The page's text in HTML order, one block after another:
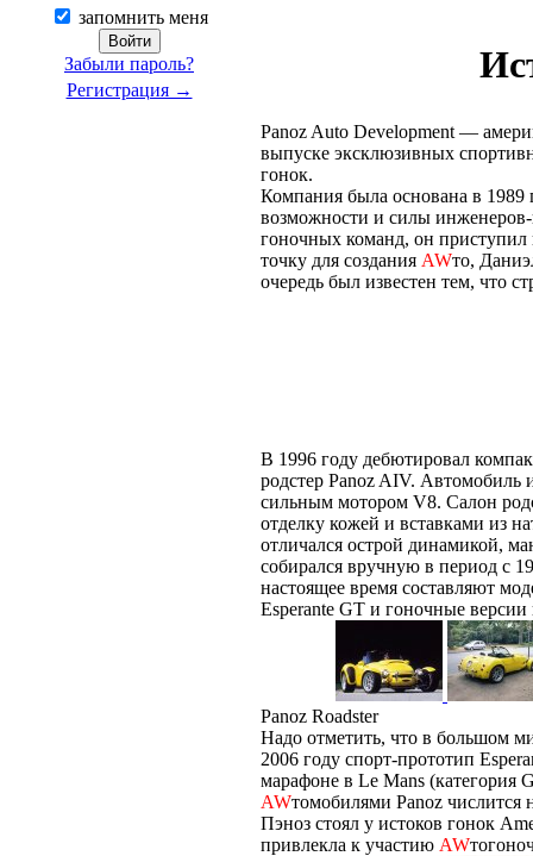
запомнить меня
Забыли пароль?
Регистрация →
Panoz Auto Development —
выпуске эксклюзивных
гонок.
Компания была основана в
возможности и силы инженеров-
гоночных команд, он приступил
точку для создания AWто,
очередь был известен тем, что
В 1996 году дебютировал
родстер Panoz AIV.
сильным мотором V8. Салон
отделку кожей и вставками из
отличался острой динамикой,
собирался вручную в период с
настоящее время составляют
Esperante GT и гоночные
Panoz Roadster
Надо отметить, что в большом
2006 году спорт-прототип
марафоне в Le Mans (категория
AWтомобилями Panoz числится
Пэноз стоял у истоков гонок
привлекла к участию AW